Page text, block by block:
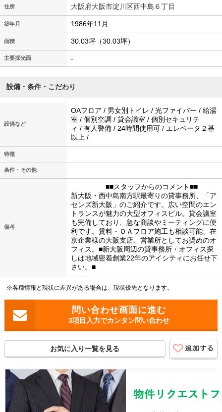
住所 大阪府大阪市淀川区西中島６丁目
築年月 1986年11月
面積 30.03坪（30.03坪）
主要採光面 -
設備・条件・こだわり
設備など
OAフロア / 男女別トイレ / 光ファイバー / 給湯
室 / 個別空調 / 貸会議室 / 個別セキュリテ
ィ / 有人警備 / 24時間使用可 / エレベータ２基
以上 /
特徴
条件・その他
備考
■■スタッフからのコメント■■
新大阪・西中島南方駅最寄りの貸事務所、「ア
センズ新大阪」のご紹介です。広い空間のエン
トランスが魅力の大型オフィスビル。貸会議室
も完備しており、急な商談やミーティングに便
利です。賃料・ＯＡフロア施工も相談可能、在
京企業様の大阪支店、営業所としてお奨めのオ
フィス。■新大阪周辺の貸事務所・オフィス探
しは地域密着創業22年のアイシティにお任せ下
さい。■
※各種情報と現状に差異がある場合は、現状優先となります。
3項目入力でカンタン問い合わせ
お気に入り一覧を見る